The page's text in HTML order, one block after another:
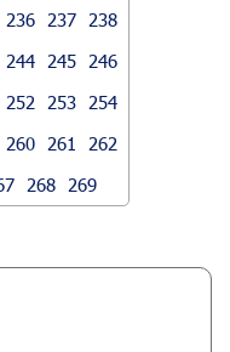
236 237
238
244 245
246
252 253
254
260 261
262
268 269